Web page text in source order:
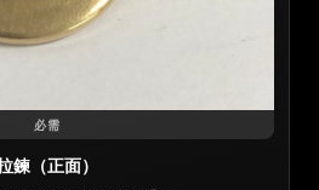
必需
鍊（正面）